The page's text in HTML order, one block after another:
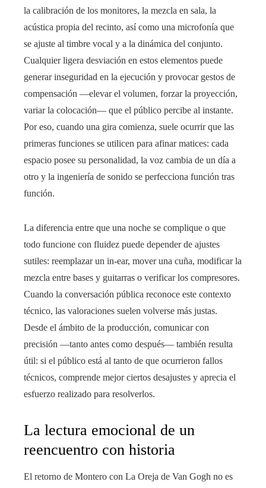
la calibración de los monitores, la mezcla en sala, la
acústica propia del recinto, así como una microfonía que
se ajuste al timbre vocal y a la dinámica del conjunto.
Cualquier ligera desviación en estos elementos puede
generar inseguridad en la ejecución y provocar gestos de
compensación —elevar el volumen, forzar la proyección,
variar la colocación— que el público percibe al instante.
Por eso, cuando una gira comienza, suele ocurrir que las
primeras funciones se utilicen para afinar matices: cada
espacio posee su personalidad, la voz cambia de un día a
otro y la ingeniería de sonido se perfecciona función tras
función.
La diferencia entre que una noche se complique o que
todo funcione con fluidez puede depender de ajustes
sutiles: reemplazar un in‑ear, mover una cuña, modificar la
mezcla entre bases y guitarras o verificar los compresores.
Cuando la conversación pública reconoce este contexto
técnico, las valoraciones suelen volverse más justas.
Desde el ámbito de la producción, comunicar con
precisión —tanto antes como después— también resulta
útil: si el público está al tanto de que ocurrieron fallos
técnicos, comprende mejor ciertos desajustes y aprecia el
esfuerzo realizado para resolverlos.
La lectura emocional de un
reencuentro con historia
El retorno de Montero con La Oreja de Van Gogh no es